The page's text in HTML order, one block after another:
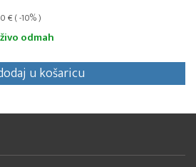
€ ( -10% )
odmah
u košaricu